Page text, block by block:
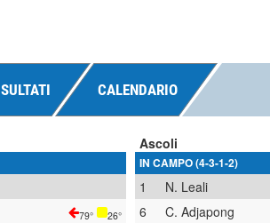
CALENDARIO
79° 26°
Ascoli
IN CAMPO (4-3-1-2)
1
N. Leali
6
C. Adjapong